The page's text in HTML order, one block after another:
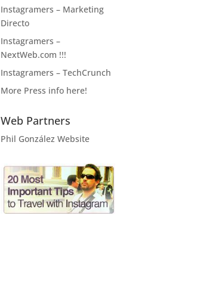
Instagramers – Marketing
Directo
Instagramers –
NextWeb.com !!!
Instagramers – TechCrunch
More Press info here!
Web Partners
Phil González Website